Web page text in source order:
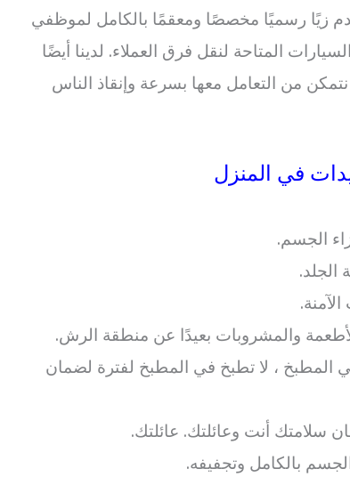
زيًا رسميًا مخصصًا ومعقمًا بالكامل لموظفي
المتاحة لنقل فرق العملاء. لدينا أيضًا
من التعامل معها بسرعة وإنقاذ الناس
في المنزل
الجسم.
الجلد.
والمشروبات بعيدًا عن منطقة الرش.
، لا تطبخ في المطبخ لفترة لضمان
سلامتك أنت وعائلتك. عائلتك.
بالكامل وتجفيفه.